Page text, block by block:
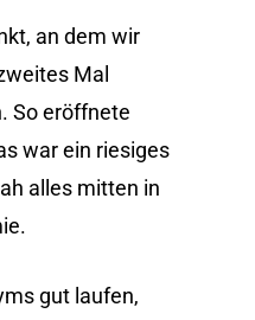
an dem wir
Mal
So eröffnete
war ein riesiges
alles mitten in
gut laufen,